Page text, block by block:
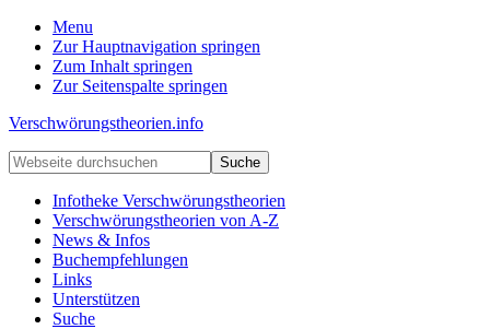
Menu
Zur Hauptnavigation springen
Zum Inhalt springen
Zur Seitenspalte springen
Verschwörungstheorien.info
Beiträge
zu
Merkmalen,
Funktionen
Risiken
konspirationistischen
Denkens
Webseite
durchsuchen
Infotheke Verschwörungstheorien
Verschwörungstheorien von A-Z
News & Infos
Buchempfehlungen
Links
Unterstützen
Suche